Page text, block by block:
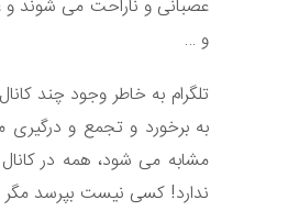
عصبانی و ناراحت می شوند و
و …
تلگرام به خاطر وجود چند
به برخورد و تجمع و درگیری
مشابه می شود، همه در
ندارد! کسی نیست بپرسد